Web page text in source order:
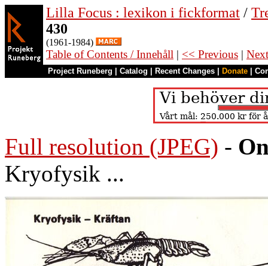
Lilla Focus : lexikon i fickformat /
430
(1961-1984)
Table of Contents / Innehåll | << Previous |
Project Runeberg Catalog Recent Changes Donate
Full resolution (JPEG) -
Kryofysik ...